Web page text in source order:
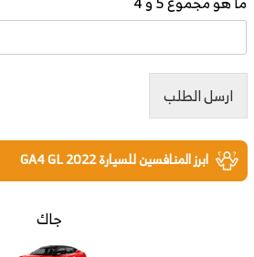
ارسل الطلب
ابرز المنافسين للسيارة GA4 GL 2022
جاك